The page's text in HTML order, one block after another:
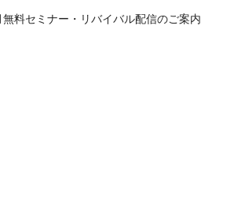
無料セミナー・リバイバル配信のご案内